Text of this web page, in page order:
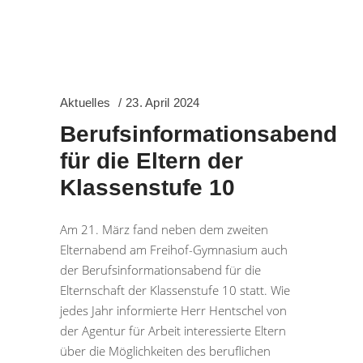
Aktuelles 23. April 2024
Berufsinformationsabend
für die Eltern der
Klassenstufe 10
Am 21. März fand neben dem zweiten
Elternabend am Freihof-Gymnasium auch
der Berufsinformationsabend für die
Elternschaft der Klassenstufe 10 statt. Wie
jedes Jahr informierte Herr Hentschel von
der Agentur für Arbeit interessierte Eltern
über die Möglichkeiten des beruflichen